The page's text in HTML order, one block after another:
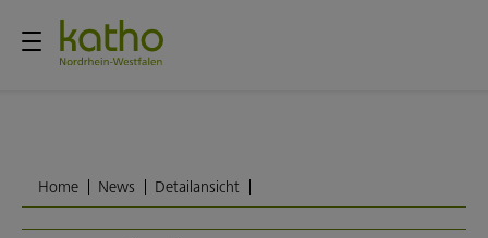
Home News Detailansicht